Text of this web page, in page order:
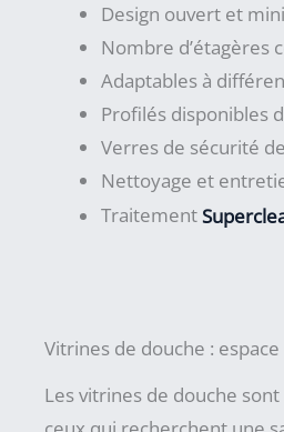
Design ouvert et
Nombre d’étagères
Adaptables à
Profilés disponibles
Verres de sécurité
Nettoyage et
Traitement
Vitrines de douche :
Les vitrines de douche